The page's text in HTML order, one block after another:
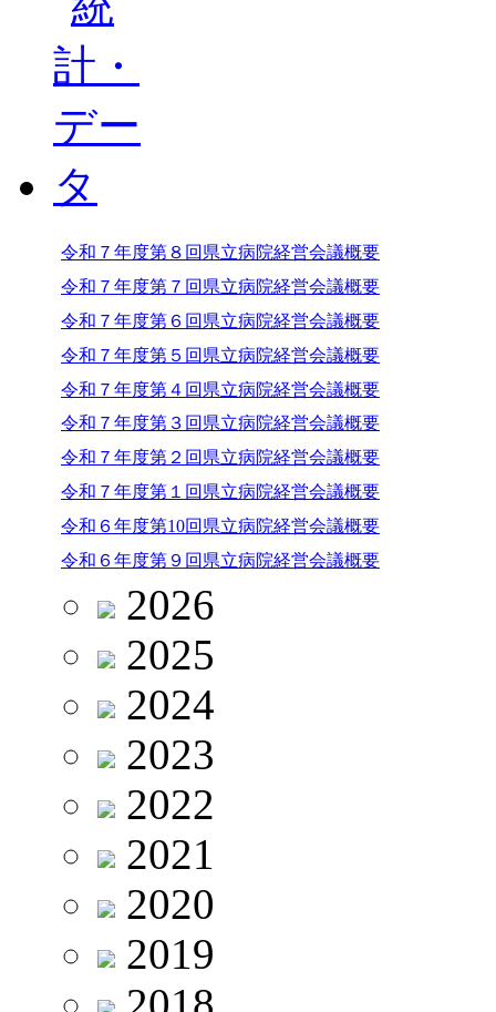
令和７年度第８回県立病院経営会議概要
令和７年度第７回県立病院経営会議概要
令和７年度第６回県立病院経営会議概要
令和７年度第５回県立病院経営会議概要
令和７年度第４回県立病院経営会議概要
令和７年度第３回県立病院経営会議概要
令和７年度第２回県立病院経営会議概要
令和７年度第１回県立病院経営会議概要
令和６年度第10回県立病院経営会議概要
令和６年度第９回県立病院経営会議概要
2026
2025
2024
2023
2022
2021
2020
2019